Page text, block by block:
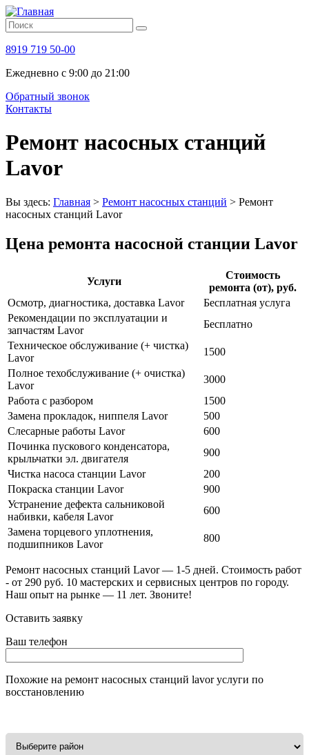
8919 719 50-00
Ежедневно с 9:00 до 21:00
Обратный звонок
Контакты
Ремонт насосных станций
Lavor
Вы здесь: Главная > Ремонт насосных станций > Ремонт
насосных станций Lavor
Цена ремонта насосной станции Lavor
Услуги
Стоимость
ремонта (от), руб.
Осмотр, диагностика, доставка Lavor
Бесплатная услуга
Рекомендации по эксплуатации и
запчастям Lavor
Бесплатно
Техническое обслуживание (+ чистка)
Lavor
1500
Полное техобслуживание (+ очистка)
Lavor
3000
Работа с разбором
1500
Замена прокладок, ниппеля Lavor
500
Слесарные работы Lavor
600
Починка пускового конденсатора,
крыльчатки эл. двигателя
900
Чистка насоса станции Lavor
200
Покраска станции Lavor
900
Устранение дефекта сальниковой
набивки, кабеля Lavor
600
Замена торцевого уплотнения,
подшипников Lavor
800
Ремонт насосных станций Lavor — 1-5 дней. Стоимость работ
- от 290 руб. 10 мастерских и сервисных центров по городу.
Наш опыт на рынке — 11 лет. Звоните!
Оставить заявку
Ваш телефон
Похожие на ремонт насосных станций lavorуслуги по
восстановлению